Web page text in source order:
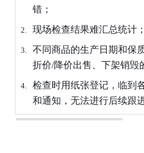
错；
现场检查结果难汇总统计；
不同商品的生产日期和保
折价/降价出售、下架销毁
检查时用纸张登记，临到
和通知，无法进行后续跟